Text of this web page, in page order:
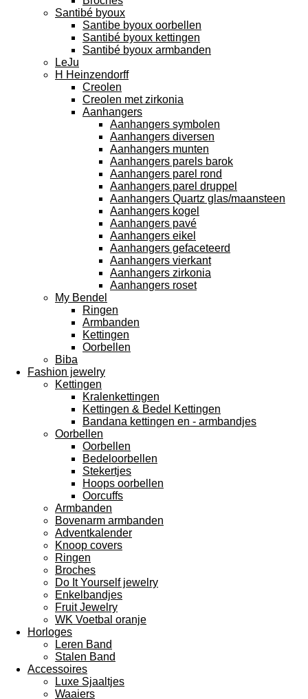
Santibé byoux
Santibe byoux oorbellen
Santibé byoux kettingen
Santibé byoux armbanden
LeJu
H Heinzendorff
Creolen
Creolen met zirkonia
Aanhangers
Aanhangers symbolen
Aanhangers diversen
Aanhangers munten
Aanhangers parels barok
Aanhangers parel rond
Aanhangers parel druppel
Aanhangers Quartz glas/maansteen
Aanhangers kogel
Aanhangers pavé
Aanhangers eikel
Aanhangers gefaceteerd
Aanhangers vierkant
Aanhangers zirkonia
Aanhangers roset
My Bendel
Ringen
Armbanden
Kettingen
Oorbellen
Biba
Fashion jewelry
Kettingen
Kralenkettingen
Kettingen & Bedel Kettingen
Bandana kettingen en - armbandjes
Oorbellen
Oorbellen
Bedeloorbellen
Stekertjes
Hoops oorbellen
Oorcuffs
Armbanden
Bovenarm armbanden
Adventkalender
Knoop covers
Ringen
Broches
Do It Yourself jewelry
Enkelbandjes
Fruit Jewelry
WK Voetbal oranje
Horloges
Leren Band
Stalen Band
Accessoires
Luxe Sjaaltjes
Waaiers